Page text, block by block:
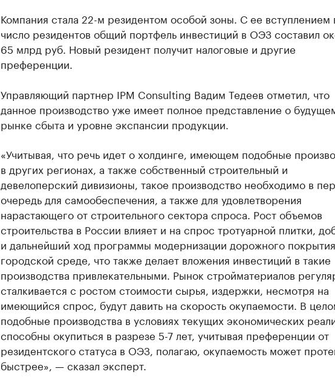
Компания стала 22-м резидентом особой зоны. С ее вступлением
число резидентов общий портфель инвестиций в ОЭЗ составил
65 млрд руб. Новый резидент получит налоговые и другие
преференции.
Управляющий партнер IPM Consulting Вадим Тедеев отметил, что
данное производство уже имеет полное представление о
рынке сбыта и уровне экспансии продукции.
«Учитывая, что речь идет о холдинге, имеющем подобные
в других регионах, а также собственный строительный и
девелоперский дивизионы, такое производство необходимо в
очередь для самообеспечения, а также для удовлетворения
нарастающего от строительного сектора спроса. Рост объемов
строительства в России влияет и на спрос тротуарной плитки,
и дальнейший ход программы модернизации дорожного
городской среде, что также делает вложения инвестиций в такие
производства привлекательными. Рынок стройматериалов
сталкивается с ростом стоимости сырья, издержки, несмотря на
имеющийся спрос, будут давить на скорость окупаемости. В
подобные производства в условиях текущих экономических
способны окупиться в разрезе 5-7 лет, учитывая преференции от
резидентского статуса в ОЭЗ, полагаю, окупаемость может
быстрее», — сказал эксперт.